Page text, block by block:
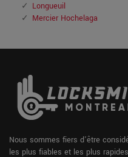
Longueuil
Mercier Hochelaga
Nous sommes fiers d'être
les plus fiables et les plus